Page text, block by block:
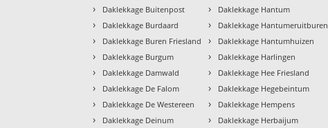
› Daklekkage Buitenpost
› Daklekkage Burdaard
› Daklekkage Buren Friesland
› Daklekkage Burgum
› Daklekkage Damwald
› Daklekkage De Falom
› Daklekkage De Westereen
› Daklekkage Deinum
› Daklekkage Hantum
› Daklekkage Hantumeruitburen
› Daklekkage Hantumhuizen
› Daklekkage Harlingen
› Daklekkage Hee Friesland
› Daklekkage Hegebeintum
› Daklekkage Hempens
› Daklekkage Herbaijum